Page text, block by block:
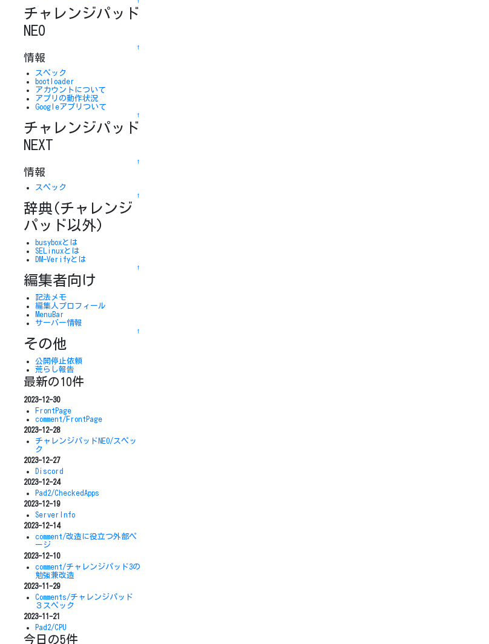
チャレンジパッド
NEO
↑
情報
スペック
bootloader
アカウントについて
アプリの動作状況
Googleアプリついて
↑
チャレンジパッド
NEXT
↑
情報
スペック
↑
辞典(チャレンジ
パッド以外)
busyboxとは
SELinuxとは
DM-Verifyとは
↑
編集者向け
記法メモ
編集人プロフィール
MenuBar
サーバー情報
↑
その他
公開停止依頼
荒らし報告
最新の10件
2023-12-30
FrontPage
comment/FrontPage
2023-12-28
チャレンジパッドNEO/スペッ
ク
2023-12-27
Discord
2023-12-24
Pad2/CheckedApps
2023-12-19
ServerInfo
2023-12-14
comment/改造に役立つ外部ペ
ージ
2023-12-10
comment/チャレンジパッド3の
勉強兼改造
2023-11-29
Comments/チャレンジパッド
３スペック
2023-11-21
Pad2/CPU
今日の5件